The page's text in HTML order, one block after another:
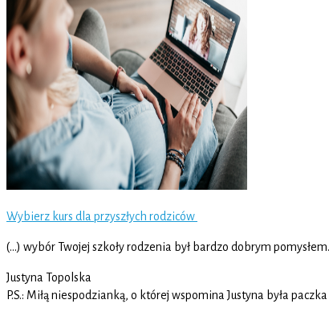
Wybierz kurs dla przyszłych rodziców
(…) wybór Twojej szkoły rodzenia był bardzo dobrym
Justyna Topolska
P.S.: Miłą niespodzianką, o której wspomina Justyna była